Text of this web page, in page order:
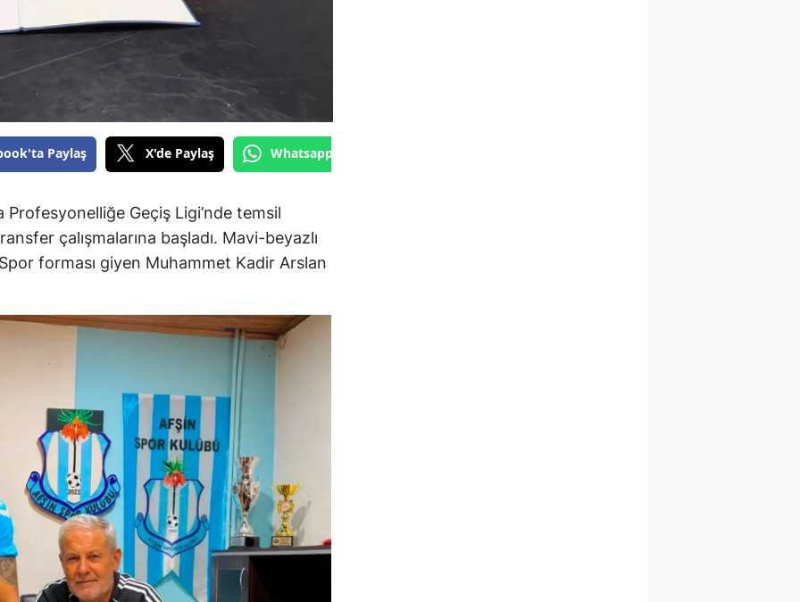
Paylaş X'de Paylaş Whatsapp'tan Gönder
Profesyonelliğe Geçiş Ligi’nde temsil
çalışmalarına başladı. Mavi-beyazlı
forması giyen Muhammet Kadir Arslan